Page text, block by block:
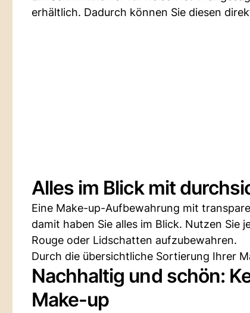
erhältlich. Dadurch können Sie diesen
Alles im Blick mit
Eine Make-up-Aufbewahrung mit
damit haben Sie alles im Blick. Nutzen Sie
Rouge oder Lidschatten aufzubewahren.
Durch die übersichtliche Sortierung Ihrer
Nachhaltig und schön:
Make-up